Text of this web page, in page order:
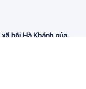
hội Hà Khánh của